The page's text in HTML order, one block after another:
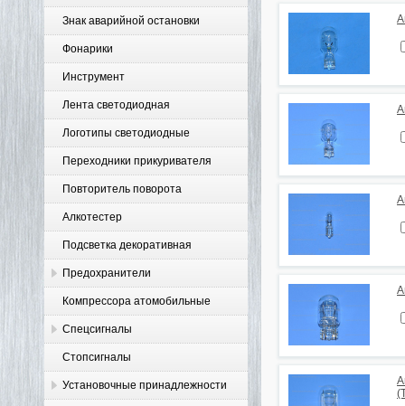
Знак аварийной остановки
Фонарики
Инструмент
Лента светодиодная
Логотипы светодиодные
Переходники прикуривателя
Повторитель поворота
Алкотестер
Подсветка декоративная
Предохранители
Компрессора атомобильные
Спецсигналы
Стопсигналы
Установочные принадлежности